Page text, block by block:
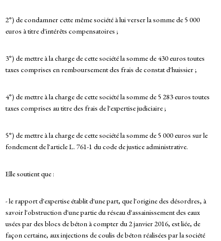
2°) de condamner cette même société à lui verser la somme de 5 000
euros à titre d'intérêts compensatoires ;
3°) de mettre à la charge de cette société la somme de 430 euros toutes
taxes comprises en remboursement des frais de constat d'huissier ;
4°) de mettre à la charge de cette société la somme de 5 283 euros toutes
taxes comprises au titre des frais de l'expertise judiciaire ;
5°) de mettre à la charge de cette société la somme de 5 000 euros sur le
fondement de l'article L. 761-1 du code de justice administrative.
Elle soutient que :
- le rapport d'expertise établit d'une part, que l'origine des désordres, à
savoir l'obstruction d'une partie du réseau d'assainissement des eaux
usées par des blocs de béton à compter du 2 janvier 2016, est liée, de
façon certaine, aux injections de coulis de béton réalisées par la société